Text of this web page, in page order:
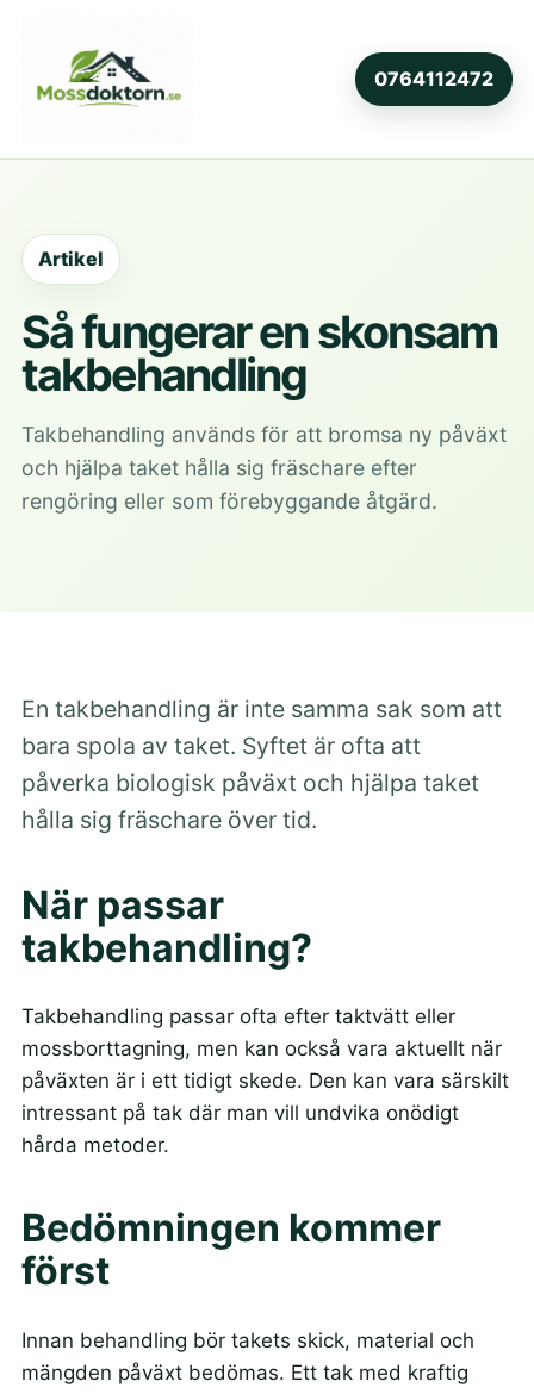
0764112472
Artikel
Så fungerar en skonsam
takbehandling
Takbehandling används för att bromsa ny påväxt
och hjälpa taket hålla sig fräschare efter
rengöring eller som förebyggande åtgärd.
En takbehandling är inte samma sak som att
bara spola av taket. Syftet är ofta att
påverka biologisk påväxt och hjälpa taket
hålla sig fräschare över tid.
När passar
takbehandling?
Takbehandling passar ofta efter taktvätt eller
mossborttagning, men kan också vara aktuellt när
påväxten är i ett tidigt skede. Den kan vara särskilt
intressant på tak där man vill undvika onödigt
hårda metoder.
Bedömningen kommer
först
Innan behandling bör takets skick, material och
mängden påväxt bedömas. Ett tak med kraftig